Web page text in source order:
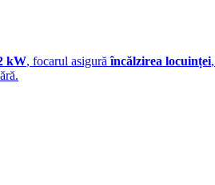
kW, focarul asigurăîncălzirea locuinței